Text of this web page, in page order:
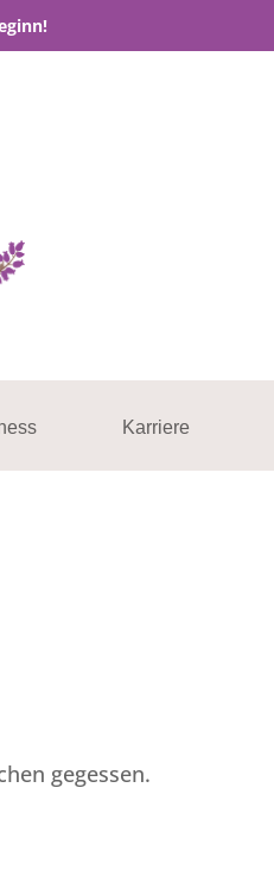
Karriere
gegessen.